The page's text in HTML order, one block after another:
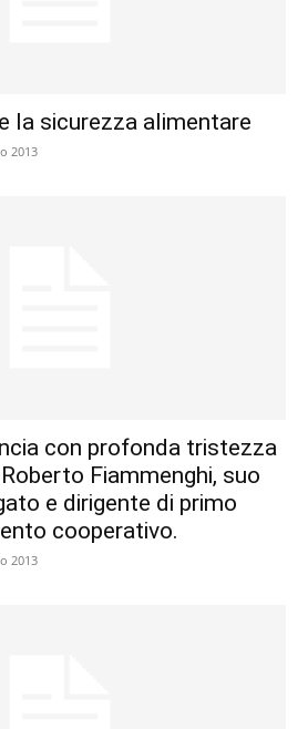
la sicurezza alimentare
2013
con profonda tristezza
Fiammenghi, suo
e dirigente di primo
cooperativo.
2013